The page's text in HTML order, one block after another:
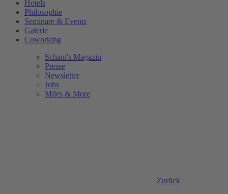
Hotels
Philosophie
Seminare & Events
Galerie
Coworking
Schani's Magazin
Presse
Newsletter
Jobs
Miles & More
Zurück